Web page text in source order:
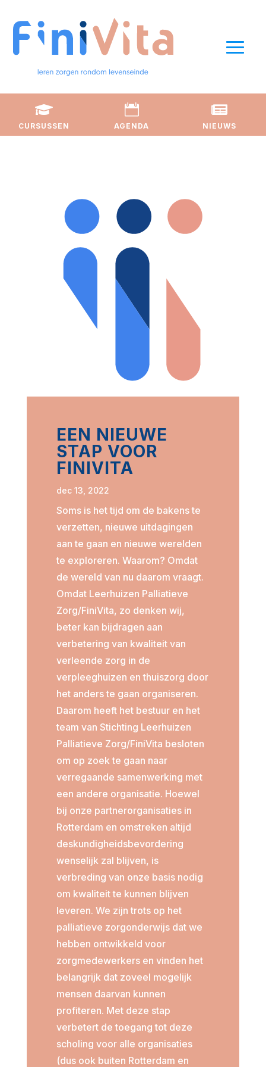

CURSUSSEN

AGENDA

NIEUWS
EEN NIEUWE
STAP VOOR
FINIVITA
dec 13, 2022
Soms is het tijd om de bakens te
verzetten, nieuwe uitdagingen
aan te gaan en nieuwe werelden
te exploreren. Waarom? Omdat
de wereld van nu daarom vraagt.
Omdat Leerhuizen Palliatieve
Zorg/FiniVita, zo denken wij,
beter kan bijdragen aan
verbetering van kwaliteit van
verleende zorg in de
verpleeghuizen en thuiszorg door
het anders te gaan organiseren.
Daarom heeft het bestuur en het
team van Stichting Leerhuizen
Palliatieve Zorg/FiniVita besloten
om op zoek te gaan naar
verregaande samenwerking met
een andere organisatie. Hoewel
bij onze partnerorganisaties in
Rotterdam en omstreken altijd
deskundigheidsbevordering
wenselijk zal blijven, is
verbreding van onze basis nodig
om kwaliteit te kunnen blijven
leveren. We zijn trots op het
palliatieve zorgonderwijs dat we
hebben ontwikkeld voor
zorgmedewerkers en vinden het
belangrijk dat zoveel mogelijk
mensen daarvan kunnen
profiteren. Met deze stap
verbetert de toegang tot deze
scholing voor alle organisaties
(dus ook buiten Rotterdam en